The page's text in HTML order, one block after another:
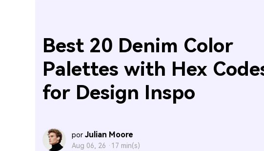
Best 20 Denim Color
Palettes with Hex
for Design Inspo
por Julian Moore
Aug 06, 26 · 17 min(s)